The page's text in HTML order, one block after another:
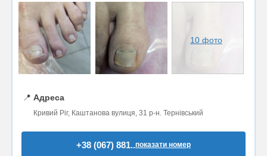
10 фото
📍 Адреса
Кривий Ріг, Каштанова вулиця, 31 р-н. Тернівський
+38 (067) 881..показати номер